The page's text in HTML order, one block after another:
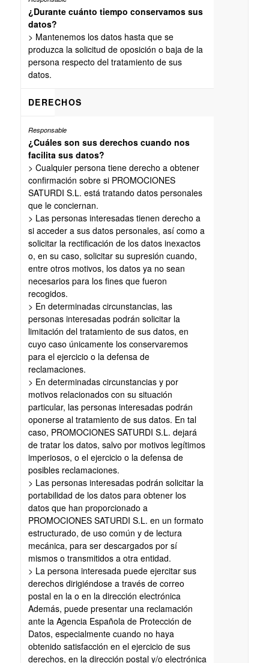
¿Durante cuánto tiempo conservamos sus
datos?
> Mantenemos los datos hasta que se
produzca la solicitud de oposición o baja de la
persona respecto del tratamiento de sus
datos.
DERECHOS
¿Cuáles son sus derechos cuando nos
facilita sus datos?
> Cualquier persona tiene derecho a obtener
confirmación sobre si PROMOCIONES
SATURDI S.L. está tratando datos personales
que le conciernan.
> Las personas interesadas tienen derecho a
si acceder a sus datos personales, así como a
solicitar la rectificación de los datos inexactos
o, en su caso, solicitar su supresión cuando,
entre otros motivos, los datos ya no sean
necesarios para los fines que fueron
recogidos.
> En determinadas circunstancias, las
personas interesadas podrán solicitar la
limitación del tratamiento de sus datos, en
cuyo caso únicamente los conservaremos
para el ejercicio o la defensa de
reclamaciones.
> En determinadas circunstancias y por
motivos relacionados con su situación
particular, las personas interesadas podrán
oponerse al tratamiento de sus datos. En tal
caso, PROMOCIONES SATURDI S.L. dejará
de tratar los datos, salvo por motivos legítimos
imperiosos, o el ejercicio o la defensa de
posibles reclamaciones.
> Las personas interesadas podrán solicitar la
portabilidad de los datos para obtener los
datos que han proporcionado a
PROMOCIONES SATURDI S.L. en un formato
estructurado, de uso común y de lectura
mecánica, para ser descargados por sí
mismos o transmitidos a otra entidad.
> La persona interesada puede ejercitar sus
derechos dirigiéndose a través de correo
postal en la o en la dirección electrónica
Además, puede presentar una reclamación
ante la Agencia Española de Protección de
Datos, especialmente cuando no haya
obtenido satisfacción en el ejercicio de sus
derechos, en la dirección postal y/o electrónica